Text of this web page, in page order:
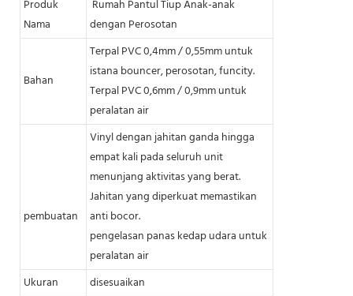
Produk
Nama
Rumah Pantul Tiup Anak-anak
dengan Perosotan
Bahan
Terpal PVC 0,4mm / 0,55mm untuk
istana bouncer, perosotan, funcity.
Terpal PVC 0,6mm / 0,9mm untuk
peralatan air
pembuatan
Vinyl dengan jahitan ganda hingga
empat kali pada seluruh unit
menunjang aktivitas yang berat.
Jahitan yang diperkuat memastikan
anti bocor.
pengelasan panas kedap udara untuk
peralatan air
Ukuran
disesuaikan